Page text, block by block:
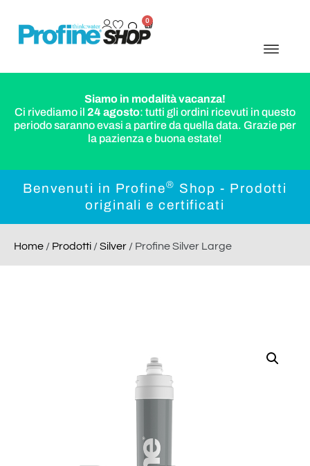
0
Siamo in modalità vacanza!
Ci rivediamo il 24 agosto: tutti gli ordini ricevuti in questo
periodo saranno evasi a partire da quella data. Grazie per
la pazienza e buona estate!
Benvenuti in Profine® Shop - Prodotti
originali e certificati
Home / Prodotti /Silver / Profine Silver Large